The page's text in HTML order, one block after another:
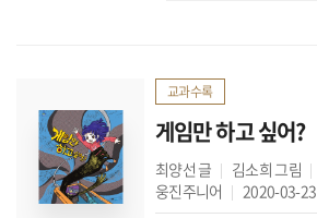
교과수록
게임만 하고 싶어?
최양선 글 김소희그림
웅진주니어
2020-03-23